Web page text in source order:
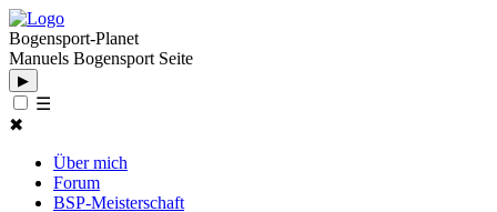
Bogensport-Planet
Manuels Bogensport Seite
▶
☰
✖
Über mich
Forum
BSP-Meisterschaft